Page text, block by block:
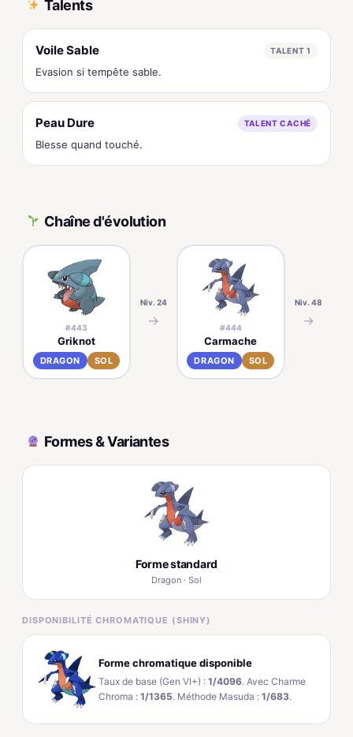
Talents
Voile Sable TALENT 1
Evasion si tempête sable.
Peau Dure TALENT CACHÉ
Blesse quand touché.
Chaîne d'évolution
#443
Griknot
DRAGON SOL
Niv. 24
→ #444
Carmache
DRAGON SOL
Niv. 48
→
Formes & Variantes
Forme standard
Dragon · Sol
DISPONIBILITÉ CHROMATIQUE (SHINY)
Forme chromatique disponible
Taux de base (Gen VI+) : 1/4096. Avec Charme
Chroma : 1/1365. Méthode Masuda : 1/683.